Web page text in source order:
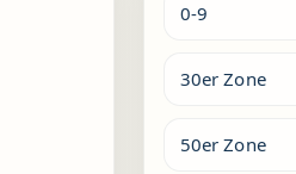
0-9
30er Zone
50er Zone